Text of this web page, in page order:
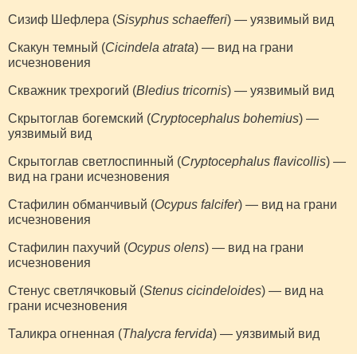
Сизиф Шефлера (Sisyphus schaefferi) — уязвимый вид
Скакун темный (Cicindela atrata) — вид на грани
исчезновения
Скважник трехрогий (Bledius tricornis) — уязвимый вид
Скрытоглав богемский (Cryptocephalus bohemius) —
уязвимый вид
Скрытоглав светлоспинный (Cryptocephalus flavicollis) —
вид на грани исчезновения
Стафилин обманчивый (Ocypus falcifer) — вид на грани
исчезновения
Стафилин пахучий (Ocypus olens) — вид на грани
исчезновения
Стенус светлячковый (Stenus cicindeloides) — вид на
грани исчезновения
Таликра огненная (Thalycra fervida) — уязвимый вид